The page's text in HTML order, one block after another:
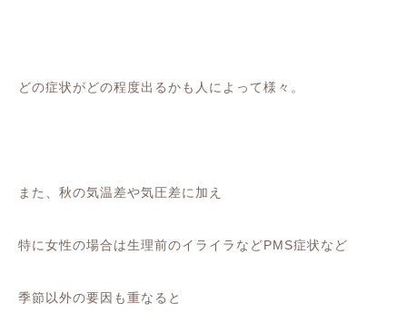
どの症状がどの程度出るかも人によって様々。
また、秋の気温差や気圧差に加え
特に女性の場合は生理前のイライラなどPMS症状など
季節以外の要因も重なると